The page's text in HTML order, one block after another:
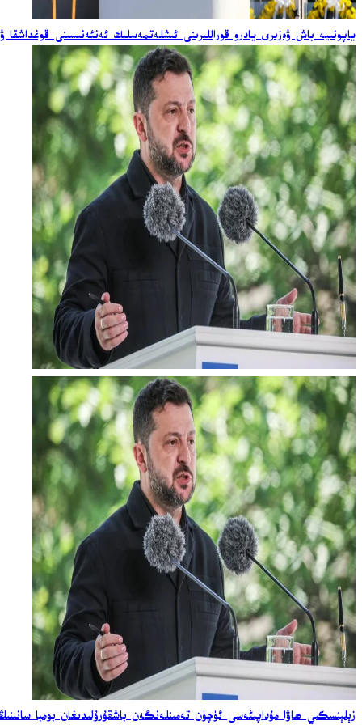
ياپونىيە باش ۋەزىرى يادرو قوراللىرىنى ئىشلەتمەسلىك ئەنئەنىسىنى قوغداشقا
زېلېنسكىي ھاۋا مۇداپىئەسى ئۈچۈن تەمىنلەنگەن باشقۇرۇلىدىغان بومبا سانىنىڭ